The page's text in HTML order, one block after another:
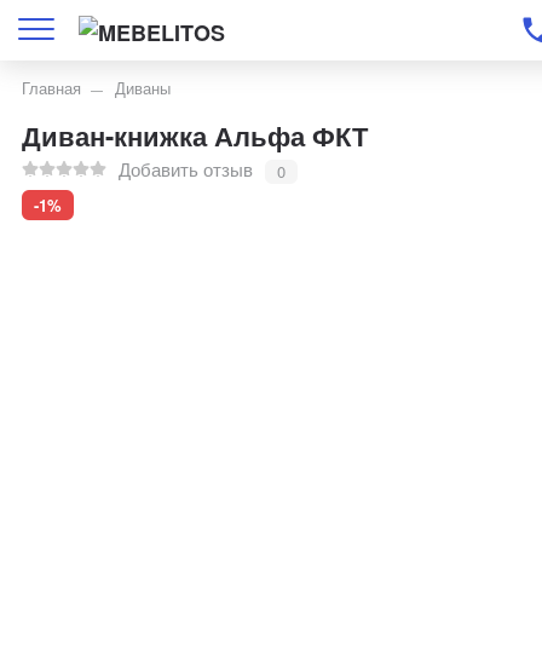
Главная Диваны
Диван-книжка Альфа ФКТ
Добавить отзыв
0
-1%